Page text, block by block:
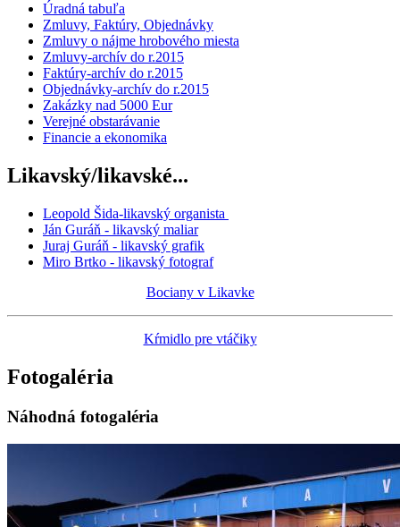
Úradná tabuľa
Zmluvy, Faktúry, Objednávky
Zmluvy o nájme hrobového miesta
Zmluvy-archív do r.2015
Faktúry-archív do r.2015
Objednávky-archív do r.2015
Zakázky nad 5000 Eur
Verejné obstarávanie
Financie a ekonomika
Likavský/likavské...
Leopold Šida-likavský organista
Ján Guráň - likavský maliar
Juraj Guráň - likavský grafik
Miro Brtko - likavský fotograf
Bociany v Likavke
Kŕmidlo pre vtáčiky
Fotogaléria
Náhodná fotogaléria